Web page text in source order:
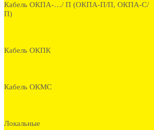
Кабель ОКПА-…/ П (ОКПА-П/П, ОКПА-С/
П)
Кабель ОКПК
Кабель ОКМС
Локальные